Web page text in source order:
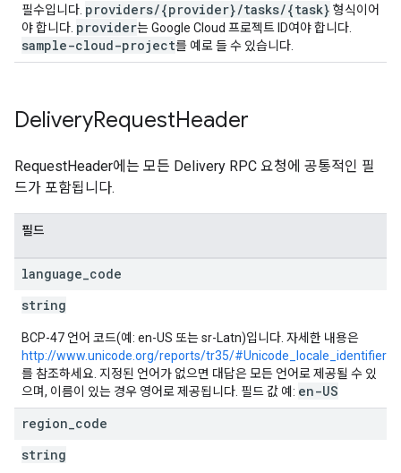
필수입니다. providers/{provider}/tasks/{task} 형식이어
야 합니다. provider는 Google Cloud 프로젝트 ID여야 합니다.
sample-cloud-project를 예로 들 수 있습니다.
DeliveryRequestHeader
RequestHeader에는 모든 Delivery RPC 요청에 공통적인 필
드가 포함됩니다.
필드
language code
string
BCP-47 언어 코드(예: en-US 또는 sr-Latn)입니다. 자세한 내용은
http://www.unicode.org/reports/tr35/#Unicode_locale_identifier
를 참조하세요. 지정된 언어가 없으면 대답은 모든 언어로 제공될 수 있
으며, 이름이 있는 경우 영어로 제공됩니다. 필드 값 예: en-US
region code
string